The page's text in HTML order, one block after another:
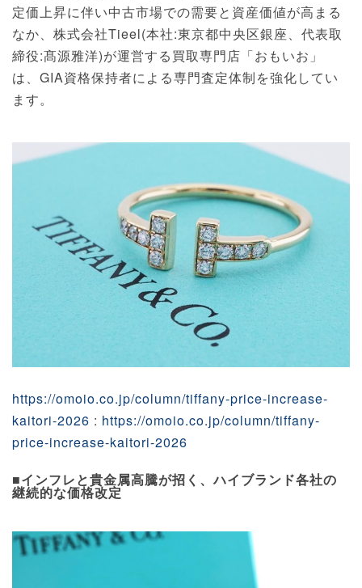
定価上昇に伴い中古市場での需要と資産価値が高まる
なか、株式会社Tieel(本社:東京都中央区銀座、代表取
締役:髙源雅洋)が運営する買取専門店「おもいお」
は、GIA資格保持者による専門査定体制を強化してい
ます。
https://omoio.co.jp/column/tiffany-price-increase-
kaitori-2026 : https://omoio.co.jp/column/tiffany-
price-increase-kaitori-2026
■インフレと貴金属高騰が招く、ハイブランド各社の
継続的な価格改定